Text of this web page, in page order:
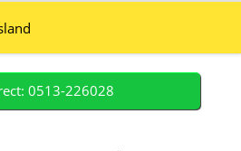
0513-226028